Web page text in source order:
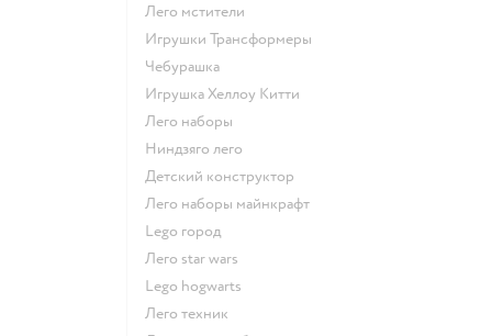
Лего мстители
Игрушки Трансформеры
Чебурашка
Игрушка Хеллоу Китти
Лего наборы
Ниндзяго лего
Детский конструктор
Лего наборы майнкрафт
Lego город
Лего star wars
Lego hogwarts
Лего техник